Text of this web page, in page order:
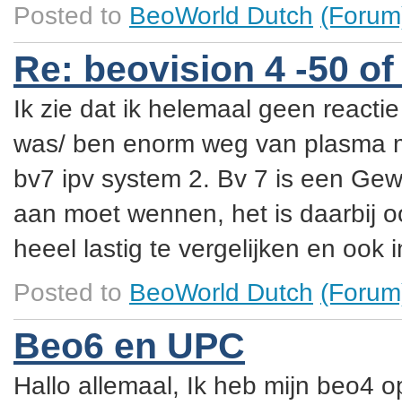
Posted to BeoWorld Dutch
Re: beovision 4 -50
Ik zie dat ik helemaal geen
was/ ben enorm weg van plasma
bv7 ipv system 2. Bv 7 is een
aan moet wennen, het is daarbij
heeel lastig te vergelijken en ook
Posted to BeoWorld Dutch
Beo6 en UPC
Hallo allemaal, Ik heb mijn beo4